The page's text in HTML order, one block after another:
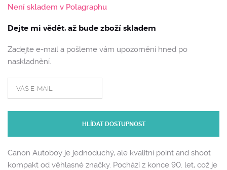
Není skladem v Polagraphu
Dejte mi vědět, až bude zboží skladem
Zadejte e-mail a pošleme vám upozornění hned po
naskladnění.
HLÍDAT DOSTUPNOST
Canon Autoboy je jednoduchý, ale kvalitní point and shoot
kompakt od věhlasné značky. Pochází z konce 90. let, což je